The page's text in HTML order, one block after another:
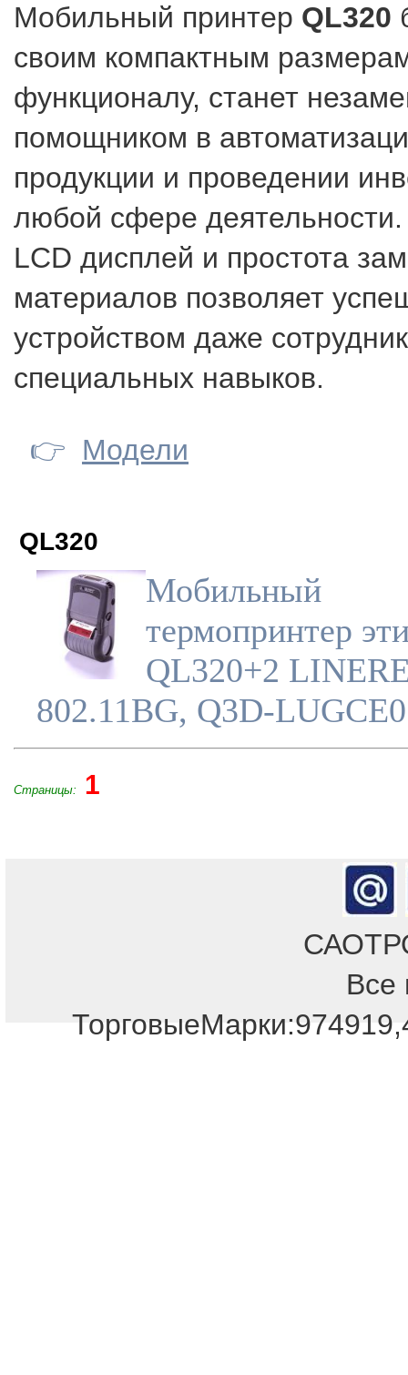
Мобильный принтер QL320
своим компактным
функционалу, станет
помощником в
продукции и проведении
любой сфере
LCD дисплей и простота
материалов позволяет
устройством даже
специальных навыков.
👉 Модели
QL320
Мобильный
термопринтер
QL320+2
802.11BG, Q3D-
Страницы: 1
Все